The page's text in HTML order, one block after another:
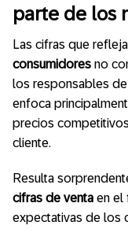
parte de los
Las cifras que
consumidores no
los responsables
enfoca
precios
cliente.
Resulta
cifras de venta en el
expectativas de los